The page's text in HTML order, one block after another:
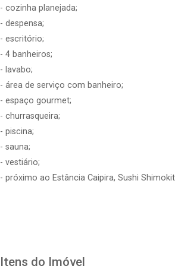
- cozinha planejada;
- despensa;
- escritório;
- 4 banheiros;
- lavabo;
- área de serviço com banheiro;
- espaço gourmet;
- churrasqueira;
- piscina;
- sauna;
- vestiário;
- próximo ao Estância Caipira, Sushi
Itens do Imóvel